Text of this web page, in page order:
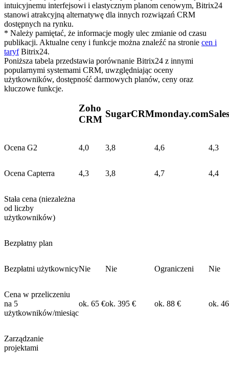
intuicyjnemu interfejsowi i elastycznym planom cenowym, Bitrix24
stanowi atrakcyjną alternatywę dla innych rozwiązań CRM
dostępnych na rynku.
* Należy pamiętać, że informacje mogły ulec zmianie od czasu
publikacji. Aktualne ceny i funkcje można znaleźć na stronie cen i
taryfBitrix24.
Poniższa tabela przedstawia porównanie Bitrix24 z innymi
popularnymi systemami CRM, uwzględniając oceny
użytkowników, dostępność darmowych planów, ceny oraz
kluczowe funkcje.​
Zoho
CRM
SugarCRMmonday.com
Ocena G2 4,0 3,8 4,6 4,3
Ocena Capterra 4,3 3,8 4,7 4,4
Stała cena (niezależna
od liczby
użytkowników)
Bezpłatny plan
Bezpłatni użytkownicyNie Nie Ograniczeni Nie
Cena w przeliczeniu
na 5
użytkowników/miesiąc
ok. 65 €ok. 395 € ok. 88 € ok.
Zarządzanie
projektami